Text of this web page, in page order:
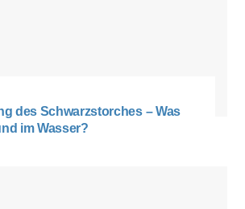
des Schwarzstorches – Was
im Wasser?